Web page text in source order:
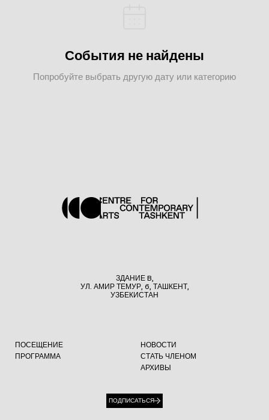
События не найдены
Попробуйте выбрать другую дату или категорию
ЗДАНИЕ B,
УЛ. АМИР ТЕМУР, 6, ТАШКЕНТ,
УЗБЕКИСТАН
ПОСЕЩЕНИЕ
ПРОГРАММА
НОВОСТИ
СТАТЬ ЧЛЕНОМ
АРХИВЫ
ПОДПИСАТЬСЯ